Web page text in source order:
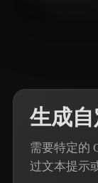
生成自
需要特定的
过文本提示